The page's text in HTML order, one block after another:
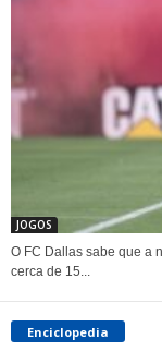
JOGOS
O FC Dallas sabe que a
cerca de 15...
Enciclopedia